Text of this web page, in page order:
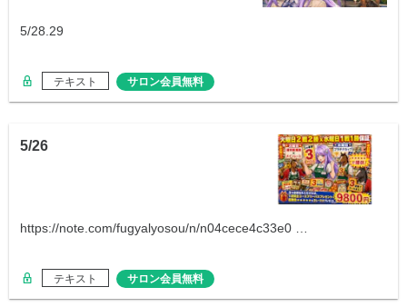
5/28.29
テキスト サロン会員無料
5/26
https://note.com/fugyalyosou/n/n04cece4c33e0 …
テキスト サロン会員無料